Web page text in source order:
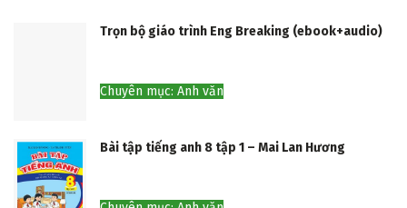
Trọn bộ giáo trình Eng Breaking (ebook+audio)
Chuyên mục: Anh văn
Bài tập tiếng anh 8 tập 1 – Mai Lan Hương